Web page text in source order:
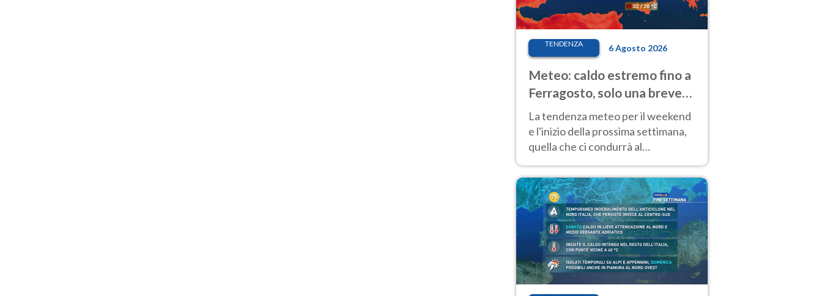
TENDENZA 6 Agosto 2026
Meteo: caldo estremo fino a
Ferragosto, solo una breve
pausa. Ecco dove
La tendenza meteo per il weekend
e l'inizio della prossima settimana,
quella che ci condurrà al
temperature molto elevate